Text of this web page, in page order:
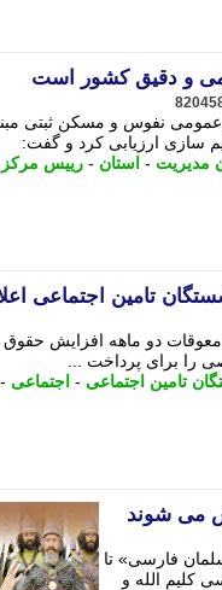
سازی ارزیابی کرد و گفت:
مدیریت - استان - رییس مرکز
تامین اجتماعی
معوقات دو ماهه افزایش
را برای پرداخت ...
تامین اجتماعی - اجتماعی -
می شوند
فارسی» تا
کلیم الله و